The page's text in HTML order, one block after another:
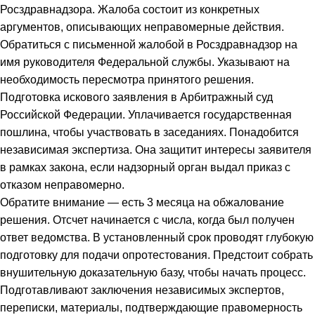
Росздравнадзора. Жалоба состоит из конкретных
аргументов, описывающих неправомерные действия.
Обратиться с письменной жалобой в Росздравнадзор на
имя руководителя Федеральной службы. Указывают на
необходимость пересмотра принятого решения.
Подготовка искового заявления в Арбитражный суд
Российской Федерации. Уплачивается государственная
пошлина, чтобы участвовать в заседаниях. Понадобится
независимая экспертиза. Она защитит интересы заявителя
в рамках закона, если надзорный орган выдал приказ с
отказом неправомерно.
Обратите внимание — есть 3 месяца на обжалование
решения. Отсчет начинается с числа, когда был получен
ответ ведомства. В установленный срок проводят глубокую
подготовку для подачи опротестования. Предстоит собрать
внушительную доказательную базу, чтобы начать процесс.
Подготавливают заключения независимых экспертов,
переписки, материалы, подтверждающие правомерность